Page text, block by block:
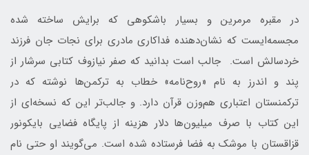
در مقبره مرمرین و بسیار باشکوهی که برایش ساخته شده
مجسمه‌ایست که نشان‌دهنده فداکاری مادری برای نجات جان فرزند
خردسالش است. جالب است بدانید که صفر نیازوف کتابی سرشار از
پند و اندرز به نام «روح‌نامه» خطاب به ترکمن‌ها نوشته که در
ترکمنستان اعتباری هم‌وزن قرآن دارد. و جالب‌تر این که نسخه‌ای از
این کتاب با صرف میلیون‌ها دلار هزینه از پایگاه فضایی بایکونور
قزاقستان با موشک به فضا فرستاده شده است. می‌گویند او حتی نام